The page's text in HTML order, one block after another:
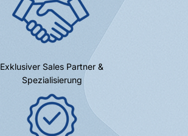
Exklusiver Sales Partner &
Spezialisierung